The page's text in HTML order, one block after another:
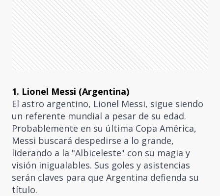
1. Lionel Messi (Argentina)
El astro argentino, Lionel Messi, sigue siendo
un referente mundial a pesar de su edad.
Probablemente en su última Copa América,
Messi buscará despedirse a lo grande,
liderando a la "Albiceleste" con su magia y
visión inigualables. Sus goles y asistencias
serán claves para que Argentina defienda su
título.